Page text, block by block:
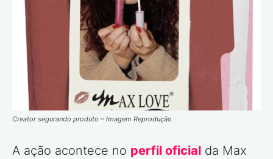
Creator segurando produto – Imagem Reprodução
A ação acontece no perfil oficial da Max